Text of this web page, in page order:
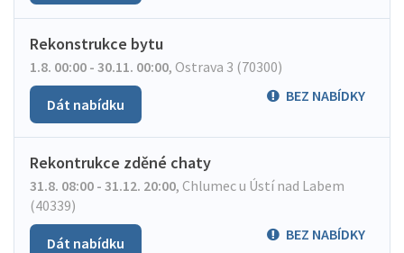
Rekonstrukce bytu
1.8. 00:00 - 30.11. 00:00, Ostrava 3 (70300)
BEZ NABÍDKY
Dát nabídku
Rekontrukce zděné chaty
31.8. 08:00 - 31.12. 20:00, Chlumec u Ústí nad Labem
(40339)
BEZ NABÍDKY
Dát nabídku